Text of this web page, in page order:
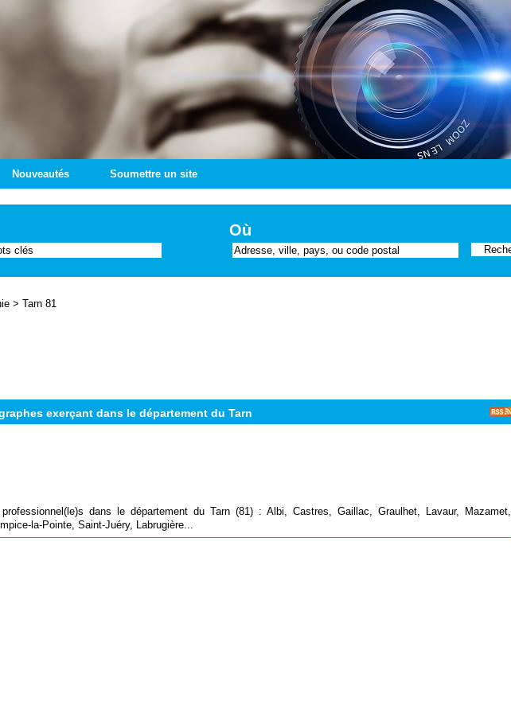
Nouveautés Soumettre un site
Où
> Tarn 81
exerçant dans le département du Tarn
professionnel(le)s dans le département du Tarn (81) : Albi, Castres, Gaillac, Graulhet, Lavaur, Mazamet,
la-Pointe, Saint-Juéry, Labrugière...